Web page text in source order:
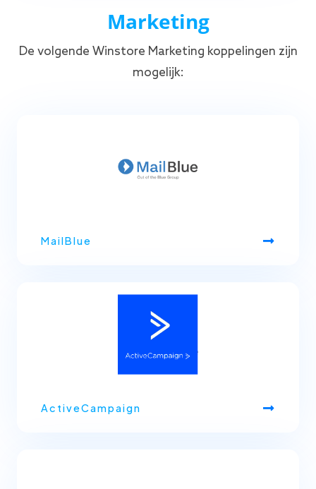
Marketing
De volgende Winstore Marketing koppelingen zijn
mogelijk:
MailBlue
ActiveCampaign